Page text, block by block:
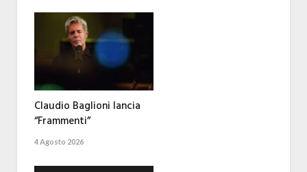
Claudio Baglioni lancia
“Frammenti”
4 Agosto 2026